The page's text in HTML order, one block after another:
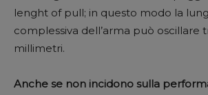
lenght of pull; in questo modo la
complessiva dell’arma può oscillare
millimetri.
Anche se non incidono sulla